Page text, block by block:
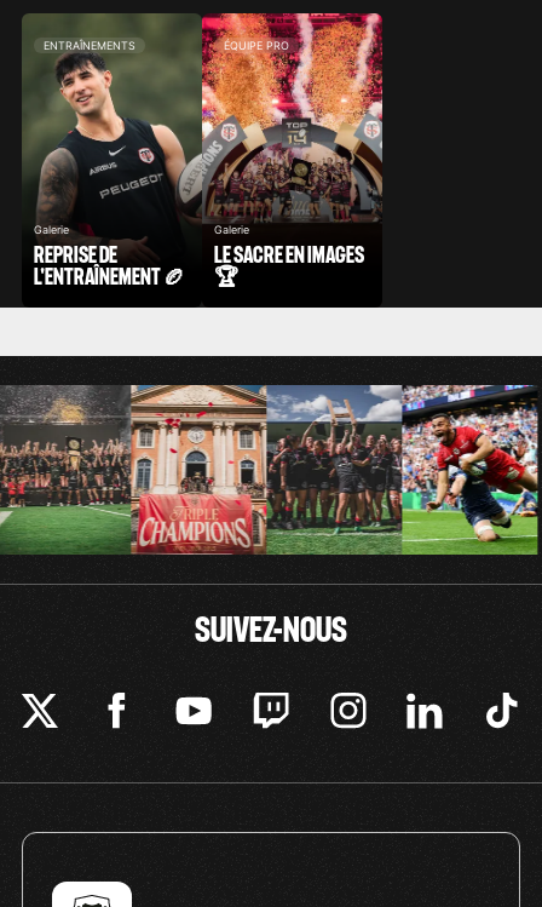
ENTRAÎNEMENTS
Galerie
REPRISE DE
L'ENTRAÎNEMENT 🏉
ÉQUIPE PRO
Galerie
LE SACRE EN IMAGES
🏆
SUIVEZ-NOUS